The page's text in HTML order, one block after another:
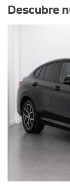
Descubre